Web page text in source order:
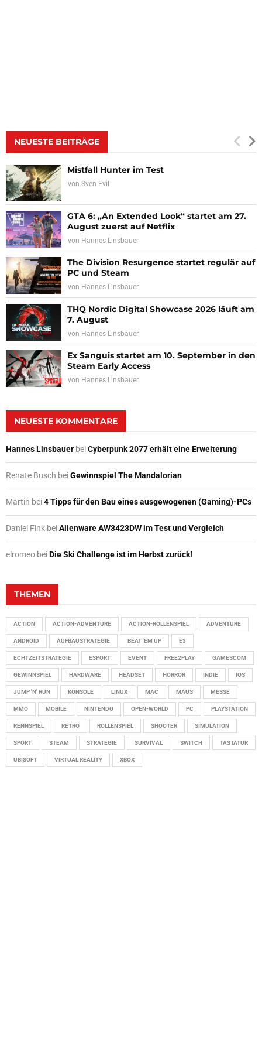
NEUESTE BEITRÄGE
Mistfall Hunter im Test
von Sven Evil
GTA 6: „An Extended Look“ startet am 27.
August zuerst auf Netflix
von Hannes Linsbauer
The Division Resurgence startet regulär auf
PC und Steam
von Hannes Linsbauer
THQ Nordic Digital Showcase 2026 läuft am
7. August
von Hannes Linsbauer
Ex Sanguis startet am 10. September in den
Steam Early Access
von Hannes Linsbauer
NEUESTE KOMMENTARE
Hannes Linsbauer beiCyberpunk 2077 erhält eine Erweiterung
Renate Busch beiGewinnspiel The Mandalorian
Martin bei4 Tipps für den Bau eines ausgewogenen (Gaming)-PCs
Daniel Fink beiAlienware AW3423DW im Test und Vergleich
elromeo beiDie Ski Challenge ist im Herbst zurück!
THEMEN
ACTION ACTION-ADVENTURE ACTION-ROLLENSPIEL ADVENTURE
ANDROID AUFBAUSTRATEGIE BEAT 'EM UP E3
ECHTZEITSTRATEGIE ESPORT EVENT FREE2PLAY GAMESCOM
GEWINNSPIEL HARDWARE HEADSET HORROR INDIE IOS
JUMP 'N' RUN KONSOLE LINUX MAC MAUS MESSE
MMO MOBILE NINTENDO OPEN-WORLD PC PLAYSTATION
RENNSPIEL RETRO ROLLENSPIEL SHOOTER SIMULATION
SPORT STEAM STRATEGIE SURVIVAL SWITCH TASTATUR
UBISOFT VIRTUAL REALITY XBOX